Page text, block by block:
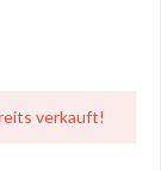
verkauft!